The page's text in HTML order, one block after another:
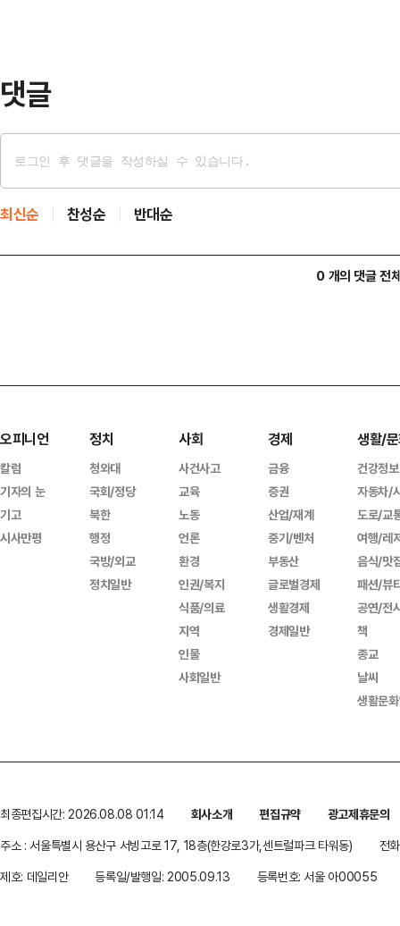
댓글
최신순 찬성순 반대순
0 개의 댓글 전
오피니언
칼럼
기자의 눈
기고
시사만평
정치
청와대
국회/정당
북한
행정
국방/외교
정치일반
사회
사건사고
교육
노동
언론
환경
인권/복지
식품/의료
지역
인물
사회일반
경제
금융
증권
산업/재계
중기/벤처
부동산
글로벌경제
생활경제
경제일반
생활/
건강정보
자동차/
도로/교
여행/레
음식/맛
패션/뷰
공연/전
책
종교
날씨
생활문
최종편집시간: 2026.08.08 01:14 회사소개 편집규약
광고제휴문의
주소 : 서울특별시 용산구 서빙고로 17, 18층(한강로3가,센트럴파크 타워동)
전
제호: 데일리안
등록일/발행일: 2005.09.13 등록번호: 서울 아00055